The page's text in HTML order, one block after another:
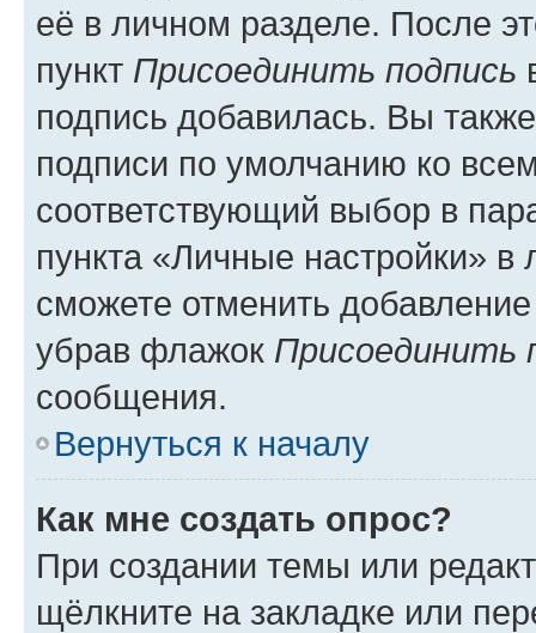
её в личном разделе. После
пункт Присоединить подпись
подпись добавилась. Вы
подписи по умолчанию ко
соответствующий выбор в
пункта «Личные настройки»
сможете отменить
убрав флажок Присоединить
сообщения.
Вернуться к началу
Как мне создать опрос?
При создании темы или
щёлкните на закладке или